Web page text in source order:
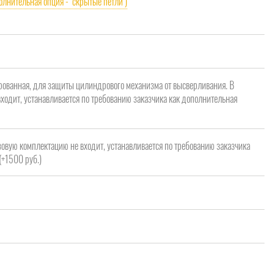
для защиты цилиндрового механизма от высверливания. В
устанавливается по требованию заказчика как дополнительная
комплектацию не входит, устанавливается по требованию заказчика
руб.)